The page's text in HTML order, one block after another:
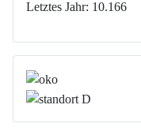
Letztes Jahr: 10.166